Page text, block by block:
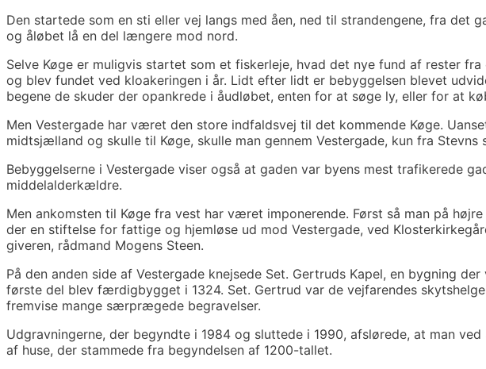
Den startede som en sti eller vej langs med åen, ned til strandengene, fra det
og åløbet lå en del længere mod nord.
Selve Køge er muligvis startet som et fiskerleje, hvad det nye fund af rester
og blev fundet ved kloakeringen i år. Lidt efter lidt er bebyggelsen blevet
begene de skuder der opankrede i åudløbet, enten for at søge ly, eller for at
Men Vestergade har været den store indfaldsvej til det kommende Køge.
midtsjælland og skulle til Køge, skulle man gennem Vestergade, kun fra Stevns
Bebyggelserne i Vestergade viser også at gaden var byens mest trafikerede
middelalderkældre.
Men ankomsten til Køge fra vest har været imponerende. Først så man på
der en stiftelse for fattige og hjemløse ud mod Vestergade, ved
giveren, rådmand Mogens Steen.
På den anden side af Vestergade knejsede Set. Gertruds Kapel, en bygning
første del blev færdigbygget i 1324. Set. Gertrud var de vejfarendes
fremvise mange særprægede begravelser.
Udgravningerne, der begyndte i 1984 og sluttede i 1990, afslørede, at man
af huse, der stammede fra begyndelsen af 1200-tallet.